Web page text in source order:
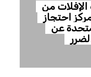
من
احتجاز
عن